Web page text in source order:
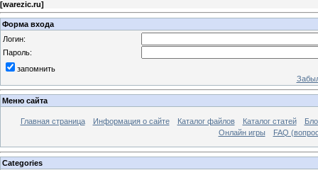
[warezic.ru]
Форма входа
Логин:
Пароль:
запомнить
Меню сайта
Главная страница Информация о сайте Каталог файлов Каталог статей
Онлайн игры
FAQ
Categories